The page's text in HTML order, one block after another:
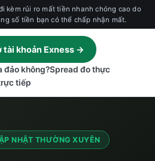
kèm rủi ro mất tiền nhanh chóng cao do
số tiền bạn có thể chấp nhận mất.
đảo không?Spread đo thực
tiếp
tài khoản Exness →
NHẬT THƯỜNG XUYÊN